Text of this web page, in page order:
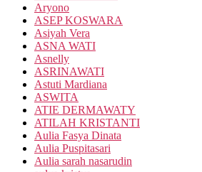
Aryono
ASEP KOSWARA
Asiyah Vera
ASNA WATI
Asnelly
ASRINAWATI
Astuti Mardiana
ASWITA
ATIE DERMAWATY
ATILAH KRISTANTI
Aulia Fasya Dinata
Aulia Puspitasari
Aulia sarah nasarudin